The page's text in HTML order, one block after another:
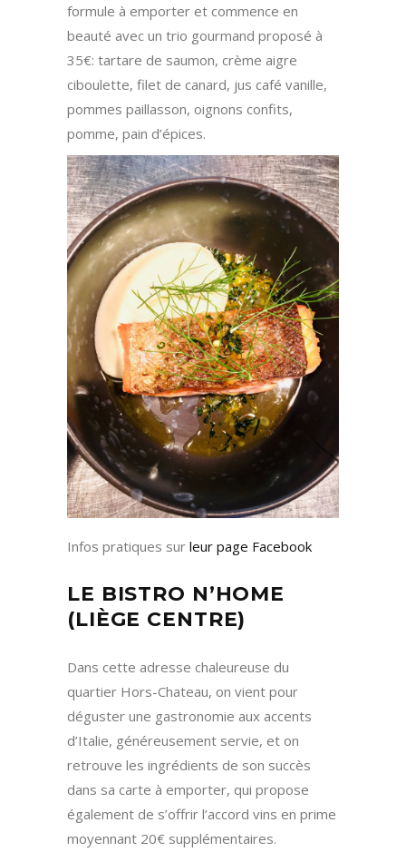
formule à emporter et commence en
beauté avec un trio gourmand proposé à
35€: tartare de saumon, crème aigre
ciboulette, filet de canard, jus café vanille,
pommes paillasson, oignons confits,
pomme, pain d’épices.
Infos pratiques sur leur page Facebook
LE BISTRO N’HOME
(LIÈGE CENTRE)
Dans cette adresse chaleureuse du
quartier Hors-Chateau, on vient pour
déguster une gastronomie aux accents
d’Italie, généreusement servie, et on
retrouve les ingrédients de son succès
dans sa carte à emporter, qui propose
également de s’offrir l’accord vins en prime
moyennant 20€ supplémentaires.